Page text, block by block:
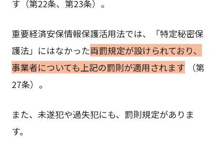
す（第22条、第23条）。
重要経済安保情報保護活用法では、「特定秘密保
護法」にはなかった両罰規定が設けられており、
事業者についても上記の罰則が適用されます （第
27条）。
また、未遂犯や過失犯にも、罰則規定がありま
す。